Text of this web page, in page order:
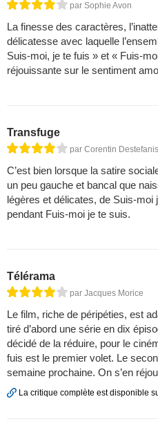
par Sophie Avon
La finesse des caractères,
délicatesse avec laquelle
Suis-moi, je te fuis » et « Fuis-
réjouissante sur le sentiment
Transfuge
par Corentin
C’est bien lorsque la satire
un peu gauche et bancal que
légères et délicates, de Suis-
pendant Fuis-moi je te suis.
Télérama
par Jacques Morice
Le film, riche de péripéties, est
tiré d’abord une série en dix
décidé de la réduire, pour le
fuis est le premier volet. Le
semaine prochaine. On s’en
La critique complète est disponible